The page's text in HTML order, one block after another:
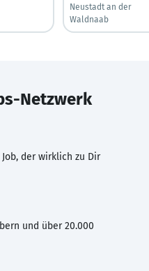
Neustadt an der
Waldnaab
Netzwerk
der wirklich zu Dir
und über 20.000